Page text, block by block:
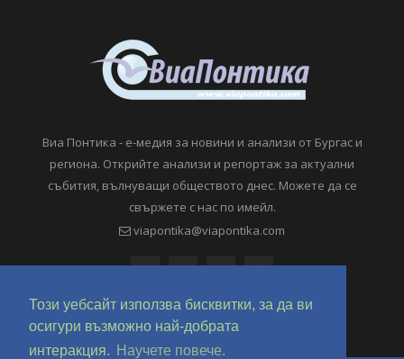
Този уебсайт използва бисквитки, за да ви
осигури възможно най-добрата
интеракция.
Научете повече.
Виа Понтика - е-медия за новини и анализи от Бургас и
региона. Открийте анализи и репортаж за актуални
събития, вълнуващи обществото днес. Можете да се
свържете с нас по имейл.
viapontika@viapontika.com